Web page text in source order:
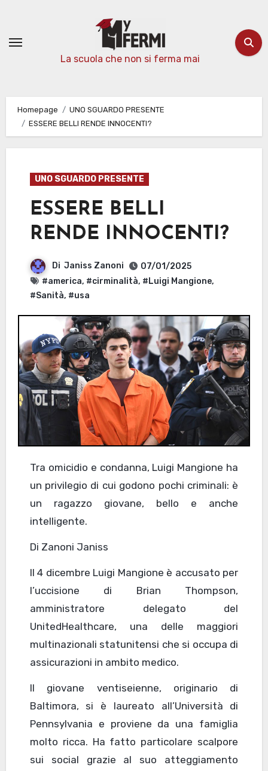
contenuto
La scuola che non si ferma mai
Homepage
UNO SGUARDO PRESENTE
ESSERE BELLI RENDE INNOCENTI?
UNO SGUARDO PRESENTE
ESSERE BELLI
RENDE INNOCENTI?
Di Janiss Zanoni
07/01/2025
#america, #cirminalità, #Luigi Mangione,
#Sanità, #usa
Tra omicidio e condanna, Luigi Mangione ha
un privilegio di cui godono pochi criminali: è
un ragazzo giovane, bello e anche
intelligente.
Di Zanoni Janiss
Il 4 dicembre Luigi Mangione è accusato per
l’uccisione di Brian Thompson,
amministratore delegato del
UnitedHealthcare, una delle maggiori
multinazionali statunitensi che si occupa di
assicurazioni in ambito medico.
Il giovane ventiseienne, originario di
Baltimora, si è laureato all’Università di
Pennsylvania e proviene da una famiglia
molto ricca. Ha fatto particolare scalpore
sui social grazie al suo atteggiamento